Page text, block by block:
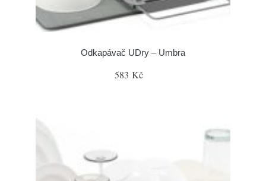
Odkapávač UDry – Umbra
583 Kč